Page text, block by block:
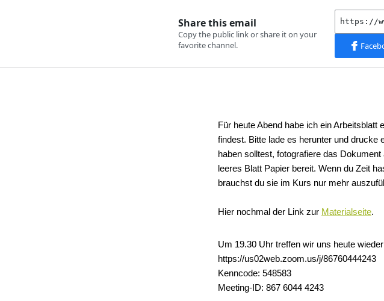
Für heute Abend habe ich ein
findest. Bitte lade es herunter und drucke
haben solltest, fotografiere das
leeres Blatt Papier bereit. Wenn du Zeit
brauchst du sie im Kurs nur mehr
Hier nochmal der Link zur Materialseite.
Um 19.30 Uhr treffen wir uns heute
https://us02web.zoom.us/j/86760444243
Kenncode: 548583
Meeting-ID: 867 6044 4243